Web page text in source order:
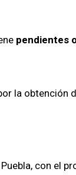
pendientes
la obtención
con el